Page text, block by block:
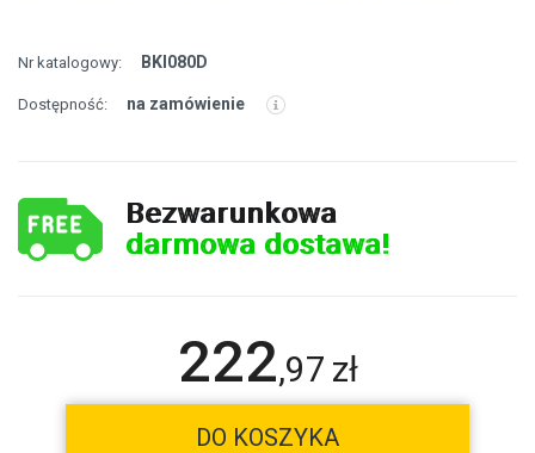
Nr katalogowy: BKI080D
Dostępność: na zamówienie
Bezwarunkowa
darmowa dostawa!
222,97 zł
DO KOSZYKA